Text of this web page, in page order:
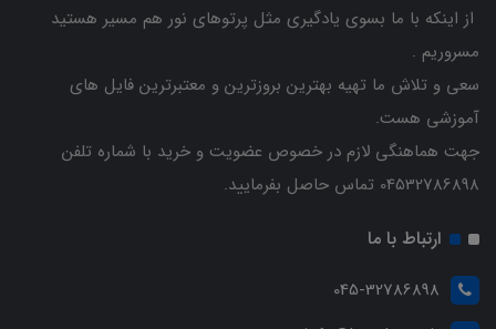
از اینکه با ما بسوی یادگیری مثل پرتوهای نور هم مسیر هستید
مسروریم .
سعی و تلاش ما تهیه بهترین بروزترین و معتبرترین فایل های
آموزشی هست.
جهت هماهنگی لازم در خصوص عضویت و خرید با شماره تلفن
04532786898 تماس حاصل بفرمایید.
ارتباط با ما
045-32786898